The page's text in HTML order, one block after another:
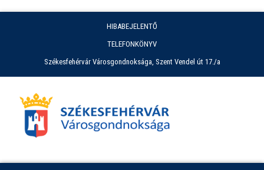
HIBABEJELENTŐ
TELEFONKÖNYV
Székesfehérvár Városgondnoksága, Szent Vendel út 17./a